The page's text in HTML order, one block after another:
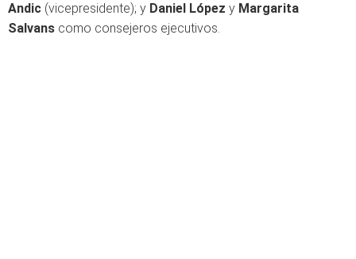
Andic (vicepresidente); y Daniel López y Margarita
Salvans como consejeros ejecutivos.